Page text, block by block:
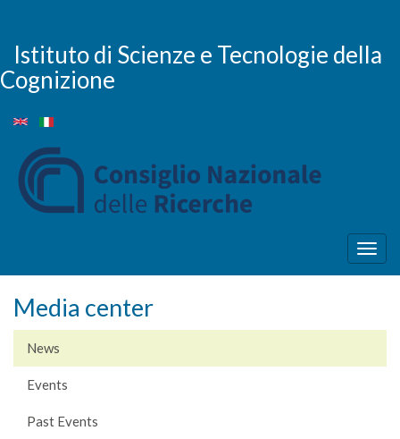
main
content
Istituto di Scienze e Tecnologie della
Cognizione
Media center
News
Events
Past Events